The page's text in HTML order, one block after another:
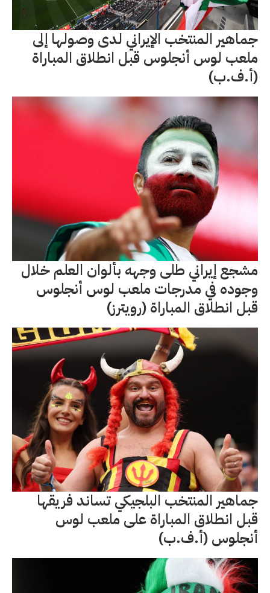
جماهير المنتخب الإيراني لدى وصولها إلى
ملعب لوس أنجلوس قبل انطلاق المباراة
(أ.ف.ب)
مشجع إيراني طلى وجهه بألوان العلم خلال
وجوده في مدرجات ملعب لوس أنجلوس
قبل انطلاق المباراة (رويترز)
جماهير المنتخب البلجيكي تساند فريقها
قبل انطلاق المباراة على ملعب لوس
أنجلوس (أ.ف.ب)